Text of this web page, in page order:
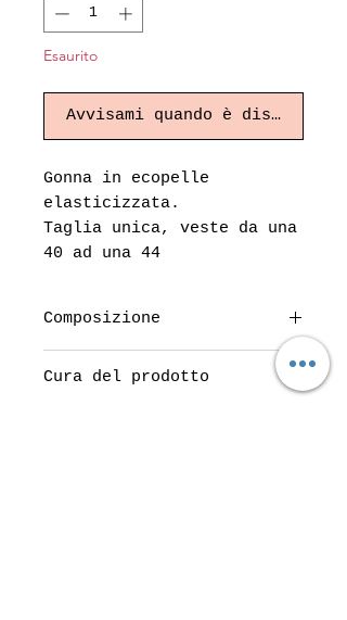
Esaurito
Avvisami quando è disponibile
Gonna in ecopelle
elasticizzata.
Taglia unica, veste da una
40 ad una 44
Composizione
Cura del prodotto